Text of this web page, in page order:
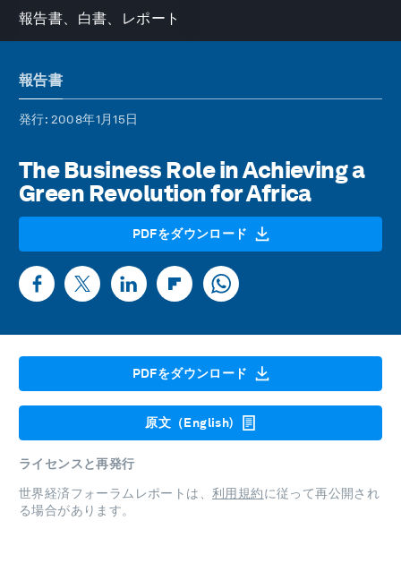
報告書、白書、レポート
報告書
発行: 2008年1月15日
The Business Role in Achieving a
Green Revolution for Africa
PDFをダウンロード
PDFをダウンロード
原文（English)
ライセンスと再発行
世界経済フォーラムレポートは、 利用規約に従って再公開され
る場合があります。